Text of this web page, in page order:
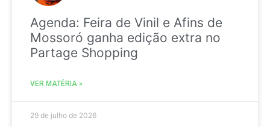
Agenda: Feira de Vinil e Afins de
Mossoró ganha edição extra no
Partage Shopping
VER MATÉRIA »
29 de julho de 2026